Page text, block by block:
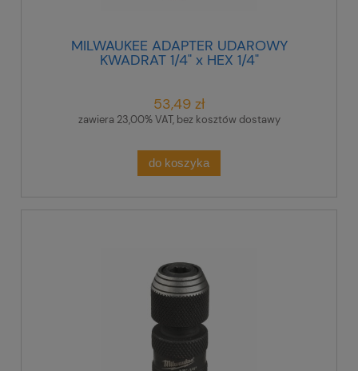
MILWAUKEE ADAPTER UDAROWY
KWADRAT 1/4" x HEX 1/4"
53,49 zł
zawiera 23,00% VAT, bez kosztów dostawy
do koszyka